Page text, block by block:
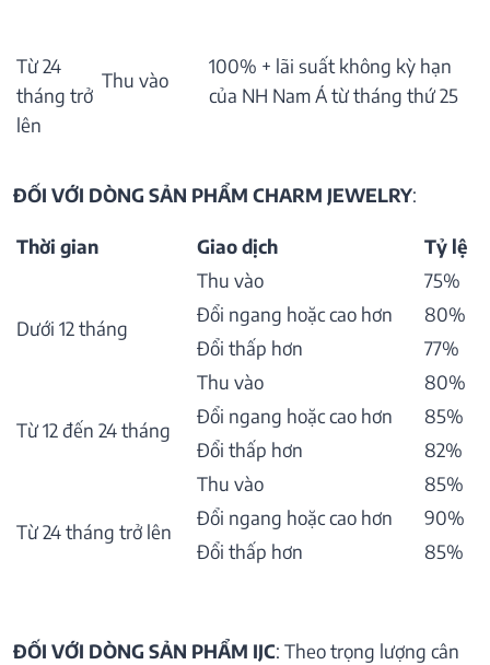
Từ 24
tháng trở
lên
Thu vào
100% + lãi suất không kỳ hạn
của NH Nam Á từ tháng thứ 25
ĐỐI VỚI DÒNG SẢN PHẨM CHARM JEWELRY:
Thời gian Giao dịch Tỷ lệ
Dưới 12 tháng
Thu vào
75%
Đổi ngang hoặc cao hơn
80%
Đổi thấp hơn
77%
Từ 12 đến 24 tháng
Thu vào
80%
Đổi ngang hoặc cao hơn
85%
Đổi thấp hơn
82%
Từ 24 tháng trở lên
Thu vào
85%
Đổi ngang hoặc cao hơn
90%
Đổi thấp hơn
85%
ĐỐI VỚI DÒNG SẢN PHẨM IJC: Theo trọng lượng cân